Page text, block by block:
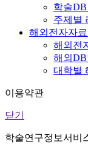
학술
주제별
해외전자자
해외전
해외
대학별
이용약관
닫기
학술연구정보서비